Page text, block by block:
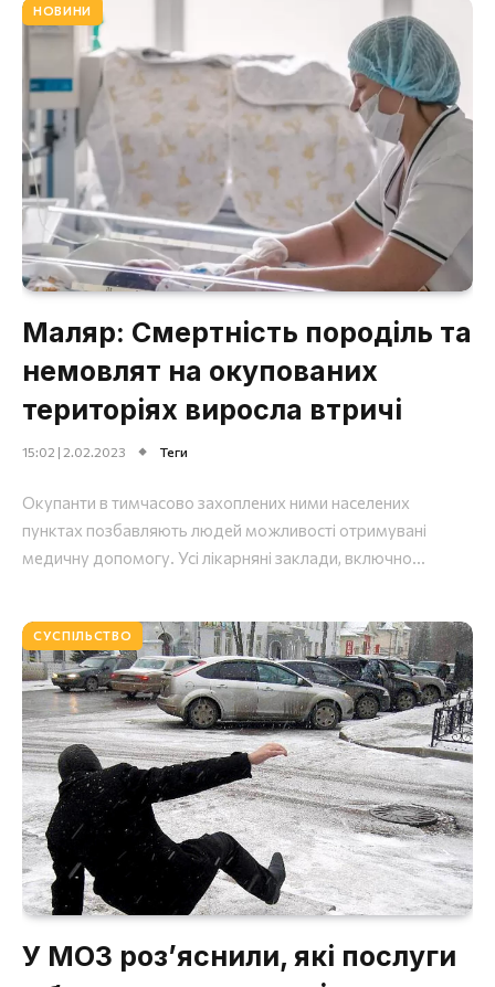
НОВИНИ
Маляр: Смертність породіль та
немовлят на окупованих
територіях виросла втричі
15:02 | 2.02.2023 Теги
Окупанти в тимчасово захоплених ними населених
пунктах позбавляють людей можливості отримувані
медичну допомогу. Усі лікарняні заклади, включно...
СУСПІЛЬСТВО
У МОЗ роз’яснили, які послуги